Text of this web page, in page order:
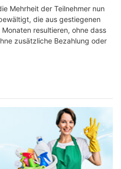
Mehrheit der Teilnehmer nun
die aus gestiegenen
resultieren, ohne dass
zusätzliche Bezahlung oder